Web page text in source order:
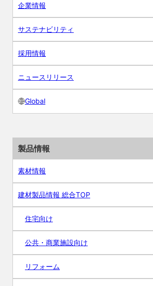
企業情報
サステナビリティ
採用情報
ニュースリリース
Global
製品情報
素材情報
建材製品情報 総合TOP
住宅向け
公共・商業施設向け
リフォーム